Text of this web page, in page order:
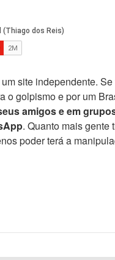
site independente.
o golpismo e por um
amigos e em
. Quanto mais gente
poder terá a